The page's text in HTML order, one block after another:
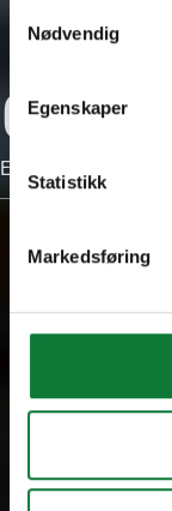
Nødvendig
Egenskaper
Statistikk
Markedsføring
ComAlu
Enkelt og